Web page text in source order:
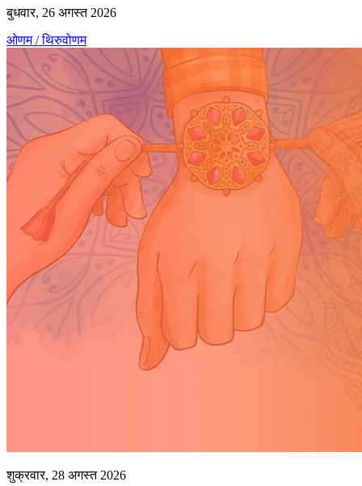
बुधवार, 26 अगस्त 2026
ओणम / थिरुवोणम
शुक्रवार, 28 अगस्त 2026